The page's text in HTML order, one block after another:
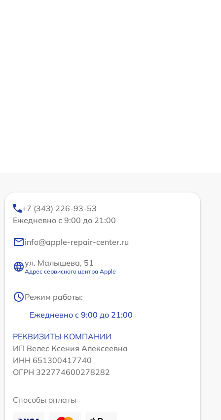
+7 (343) 226-93-53
Ежедневно с 9:00 до 21:00
info@apple-repair-center.ru
ул. Малышева, 51
Адрес сервисного центра Apple
Режим работы:
Ежедневно с 9:00 до 21:00
РЕКВИЗИТЫ КОМПАНИИ
ИП Велес Ксения Алексеевна
ИНН 651300417740
ОГРН 322774600278282
Способы оплаты